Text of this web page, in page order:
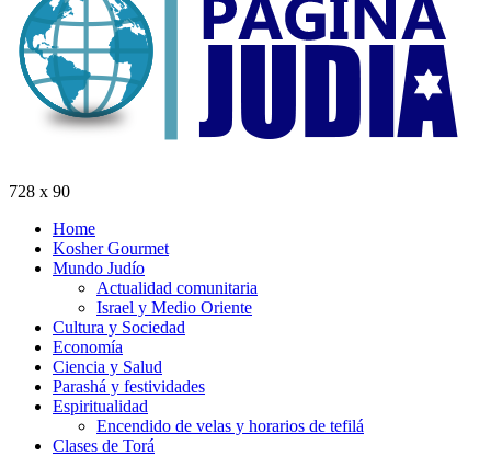
728 x 90
Home
Kosher Gourmet
Mundo Judío
Actualidad comunitaria
Israel y Medio Oriente
Cultura y Sociedad
Economía
Ciencia y Salud
Parashá y festividades
Espiritualidad
Encendido de velas y horarios de tefilá
Clases de Torá